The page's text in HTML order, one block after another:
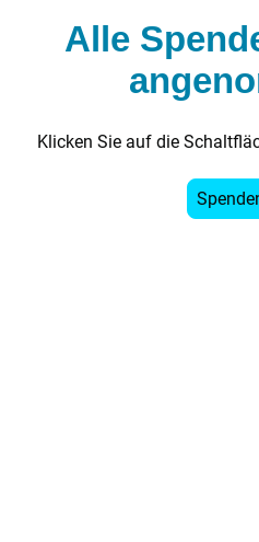
Alle
Klicken Sie auf die